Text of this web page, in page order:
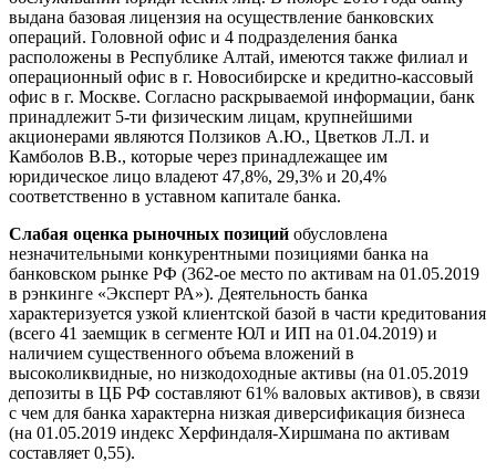
выдана базовая лицензия на осуществление банковских
операций. Головной офис и 4 подразделения банка
расположены в Республике Алтай, имеются также филиал и
операционный офис в г. Новосибирске и кредитно-кассовый
офис в г. Москве. Согласно раскрываемой информации, банк
принадлежит 5-ти физическим лицам, крупнейшими
акционерами являются Ползиков А.Ю., Цветков Л.Л. и
Камболов В.В., которые через принадлежащее им
юридическое лицо владеют 47,8%, 29,3% и 20,4%
соответственно в уставном капитале банка.
Слабая оценка рыночных позиций обусловлена
незначительными конкурентными позициями банка на
банковском рынке РФ (362-ое место по активам на 01.05.2019
в рэнкинге «Эксперт РА»). Деятельность банка
характеризуется узкой клиентской базой в части кредитования
(всего 41 заемщик в сегменте ЮЛ и ИП на 01.04.2019) и
наличием существенного объема вложений в
высоколиквидные, но низкодоходные активы (на 01.05.2019
депозиты в ЦБ РФ составляют 61% валовых активов), в связи
с чем для банка характерна низкая диверсификация бизнеса
(на 01.05.2019 индекс Херфиндаля-Хиршмана по активам
составляет 0,55).